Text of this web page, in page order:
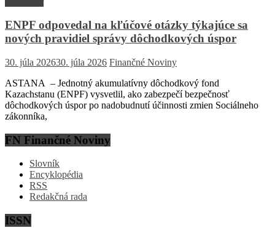
ENPF odpovedal na kľúčové otázky týkajúce sa
nových pravidiel správy dôchodkových úspor
30. júla 202630. júla 2026 Finančné Noviny
ASTANA – Jednotný akumulatívny dôchodkový fond
Kazachstanu (ENPF) vysvetlil, ako zabezpečí bezpečnosť
dôchodkových úspor po nadobudnutí účinnosti zmien Sociálneho
zákonníka,
FN Finančné Noviny
Slovník
Encyklopédia
RSS
Redakčná rada
ISSN